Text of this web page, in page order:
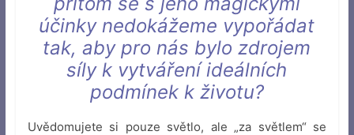
účinky nedokážeme vypořádat
tak, aby pro nás bylo zdrojem
síly k vytváření ideálních
podmínek k životu?
Uvědomujete si pouze světlo, ale „za světlem“ se